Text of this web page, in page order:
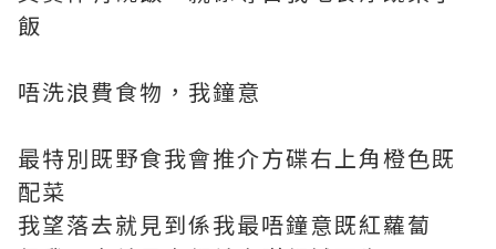
飯
唔洗浪費食物，我鐘意
最特別既野食我會推介方碟右上角橙色既
配菜
我望落去就見到係我最唔鐘意既紅蘿蔔